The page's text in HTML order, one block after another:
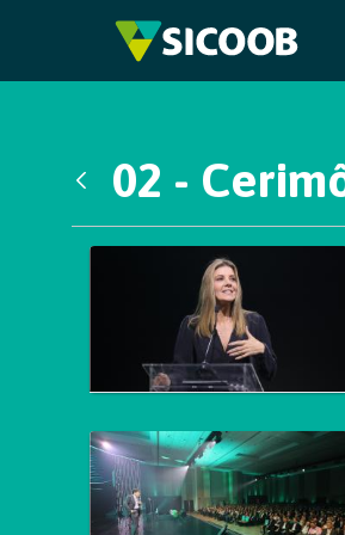
Pular para o Conteúdo principal
02 -
Galeria de Mídias